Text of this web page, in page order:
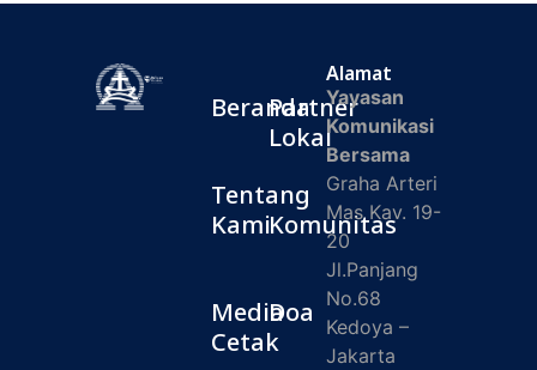
Beranda
Tentang
Kami
Media
Cetak
Partner
Lokal
Komunitas
Doa
Alamat
Yayasan
Komunikasi
Bersama
Graha Arteri
Mas Kav. 19-
20
Jl.Panjang
No.68
Kedoya –
Jakarta